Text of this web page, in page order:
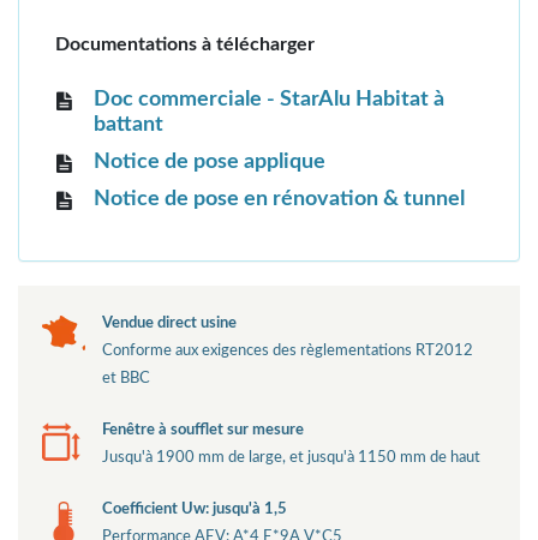
Documentations à télécharger
Doc commerciale - StarAlu Habitat à
battant
Notice de pose applique
Notice de pose en rénovation & tunnel
Vendue direct usine
Conforme aux exigences des règlementations RT2012
et BBC
Fenêtre à soufflet sur mesure
Jusqu'à 1900 mm de large, et jusqu'à 1150 mm de haut
Coefficient Uw: jusqu'à 1,5
Performance AEV: A*4 E*9A V*C5